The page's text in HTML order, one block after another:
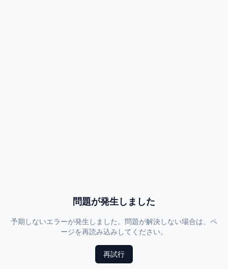
問題が発生しました
予期しないエラーが発生しました。問題が解決しない場合は、ペ
ージを再読み込みしてください。
再試行